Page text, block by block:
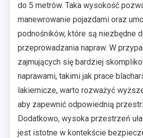
do 5 metrów. Taka wysokość
manewrowanie pojazdami oraz
podnośników, które są niezbędne
przeprowadzania napraw. W
zajmujących się bardziej
naprawami, takimi jak prace
lakiernicze, warto rozważyć
aby zapewnić odpowiednią
Dodatkowo, wysoka przestrzeń
jest istotne w kontekście